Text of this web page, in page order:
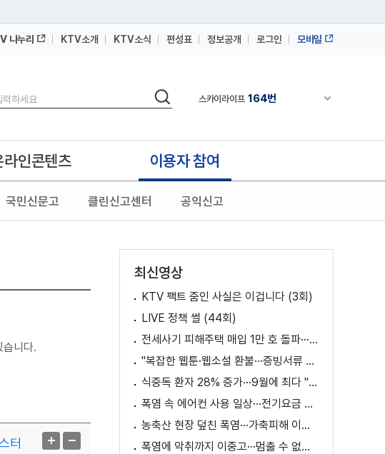
나누리 KTV소개 KTV소식 편성표 정보공개 로그인 모바일
검색 채널안내 펼쳐
스카이라이프 164번
스카이라이프 164번
스카이라이프
라인콘텐츠 이용자 참여
국민신문고 클린신고센터 공익신고
습니다.
터
최신영상
KTV 팩트 줌인 사실은 이겁니다 (3회)
LIVE 정책 썰 (44회)
전세사기 피해주택 매입 1만 호 돌파···피해 지원 속도
"복잡한 웹툰·웹소설 환불···증빙서류 요구까지"
식중독 환자 28% 증가···9월에 최다 "입추 방심 금물"
폭염 속 에어컨 사용 일상···전기요금 줄이려면?
농축산 현장 덮친 폭염···가축피해 이틀 새 28만 마리↑
폭염에 악취까지 이중고···멈출 수 없는 필수노동